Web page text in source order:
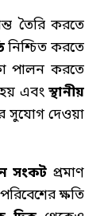
তৈরি করতে
নিশ্চিত করতে
পালন করতে
এবং স্থানীয়
সুযোগ দেওয়া
সংকট প্রমাণ
ক্ষতি